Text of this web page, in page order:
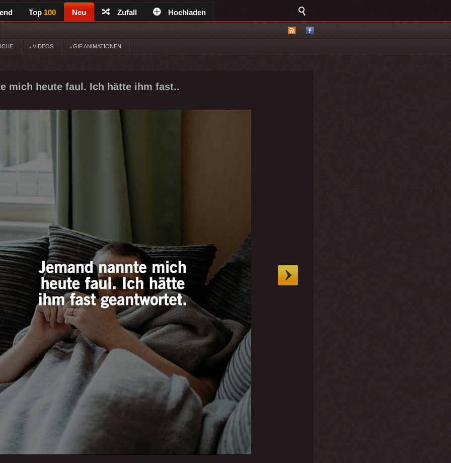
Top 100 Neu Zufall Hochladen
VIDEOS GIF ANIMATIONEN
mich heute faul. Ich hätte ihm fast..